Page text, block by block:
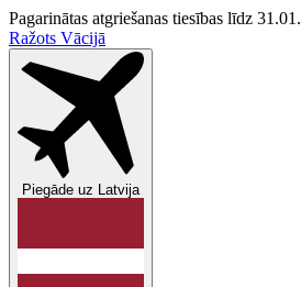
Pagarinātas atgriešanas tiesības līdz 31.01.
Ražots Vācijā
Piegāde uz Latvija